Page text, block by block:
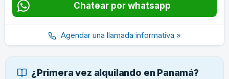
Chatear por whatsapp
Agendar una llamada informativa »
¿Primera vez alquilando en Panamá?